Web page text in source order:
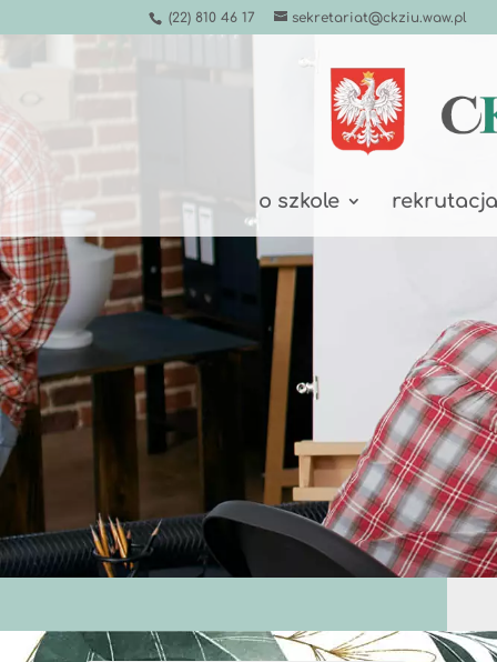
(22) 810 46 17 sekretariat@ckziu.waw.pl
o szkole rekrutacja